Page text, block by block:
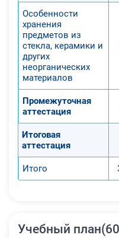
Особенности
хранения
предметов из
стекла, керамики и
других
неорганических
материалов
Промежуточная
аттестация
Итоговая
аттестация
Итого
Учебный